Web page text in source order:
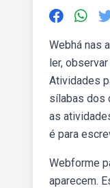
Webhá nas
ler,
Atividades
sílabas dos
as
é para
Webforme
aparecem.